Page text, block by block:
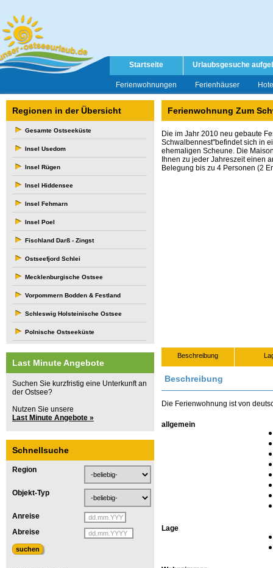
Startseite Urlaubsgesuche
Ferienwohnungen Ferienhäuser
Regionen in der Übersicht
Gesamte Ostseeküste
Insel Usedom
Insel Rügen
Insel Hiddensee
Insel Fehmarn
Insel Poel
Fischland Darß - Zingst
Ostseefjord Schlei
Mecklenburgische Ostsee
Vorpommern Bodden & Festland
Schleswig Holsteinische Ostsee
Polnische Ostseeküste
Last Minute Angebote
Suchen Sie kurzfristig eine Unterkunft an
der Ostsee?
Nutzen Sie unsere
Last Minute Angebote »
Schnellsuche
Region
Objekt-Typ
Anreise
Abreise
Ferienwohnung Zum
Die im Jahr 2010 neu gebaute
Schwalbennest"befindet sich in
ehemaligen Scheune. Die
Ihnen zu jeder Jahreszeit einen
Belegung bis zu 4 Personen (2
Beschreibung
Beschreibung
Die Ferienwohnung ist von
allgemein
Lage